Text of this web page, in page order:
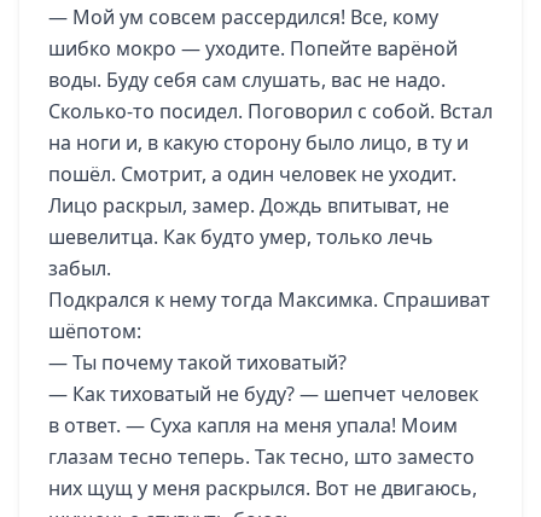
— Мой ум совсем рассердился! Все, кому
шибко мокро — уходите. Попейте варёной
воды. Буду себя сам слушать, вас не надо.
Сколько-то посидел. Поговорил с собой. Встал
на ноги и, в какую сторону было лицо, в ту и
пошёл. Смотрит, а один человек не уходит.
Лицо раскрыл, замер. Дождь впитыват, не
шевелитца. Как будто умер, только лечь
забыл.
Подкрался к нему тогда Максимка. Спрашиват
шёпотом:
— Ты почему такой тиховатый?
— Как тиховатый не буду? — шепчет человек
в ответ. — Суха капля на меня упала! Моим
глазам тесно теперь. Так тесно, што заместо
них щущ у меня раскрылся. Вот не двигаюсь,